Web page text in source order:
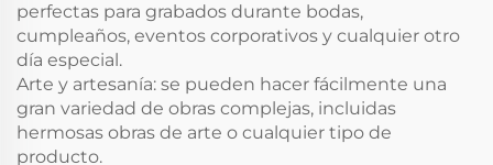
perfectas para grabados durante bodas,
cumpleaños, eventos corporativos y cualquier otro
día especial.
Arte y artesanía: se pueden hacer fácilmente una
gran variedad de obras complejas, incluidas
hermosas obras de arte o cualquier tipo de
producto.